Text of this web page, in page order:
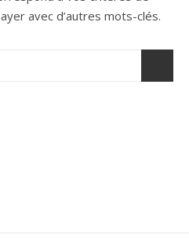
avec d’autres mots-clés.